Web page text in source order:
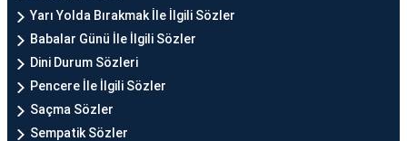
Yarı Yolda Bırakmak İle İlgili Sözler
Babalar Günü İle İlgili Sözler
Dini Durum Sözleri
Pencere İle İlgili Sözler
Saçma Sözler
Sempatik Sözler